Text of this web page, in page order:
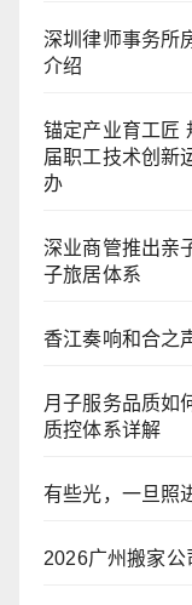
深圳律师事务所
介绍
锚定产业育工
届职工技术创新
办
深业商管推出亲
子旅居体系
香江奏响和合之
月子服务品质如
质控体系详解
有些光，一旦照
2026广州搬家公